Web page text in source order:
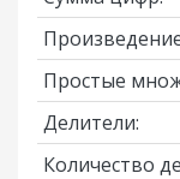
Простые
Делители:
Количество